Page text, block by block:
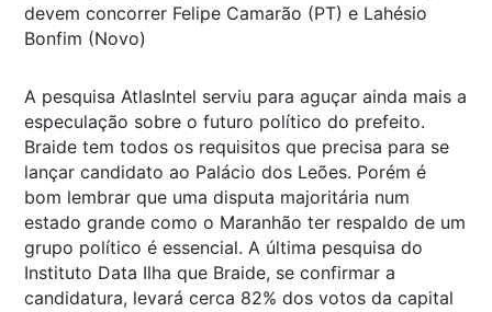
devem concorrer Felipe Camarão (PT) e Lahésio
Bonfim (Novo)
A pesquisa AtlasIntel serviu para aguçar ainda mais a
especulação sobre o futuro político do prefeito.
Braide tem todos os requisitos que precisa para se
lançar candidato ao Palácio dos Leões. Porém é
bom lembrar que uma disputa majoritária num
estado grande como o Maranhão ter respaldo de um
grupo político é essencial. A última pesquisa do
Instituto Data Ilha que Braide, se confirmar a
candidatura, levará cerca 82% dos votos da capital